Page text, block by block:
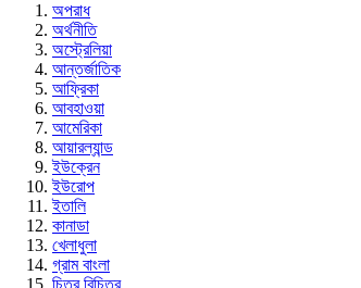
অপরাধ
অর্থনীতি
অস্ট্রেলিয়া
আন্তর্জাতিক
আফ্রিকা
আবহাওয়া
আমেরিকা
আয়ারল্যান্ড
ইউক্রেন
ইউরোপ
ইতালি
কানাডা
খেলাধুলা
গ্রাম বাংলা
চিত্র বিচিত্র